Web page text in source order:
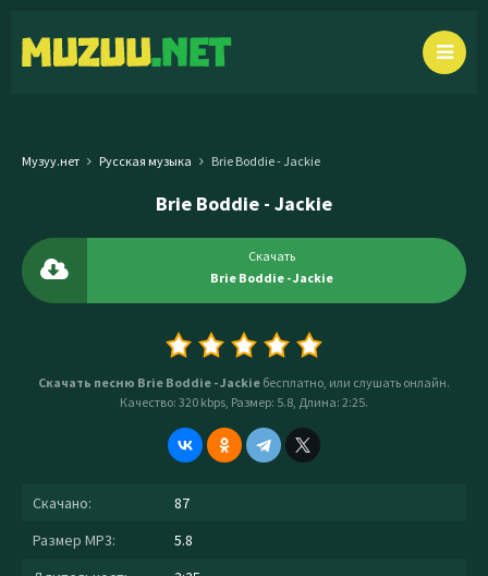
Музуу.нет Русская музыка Brie Boddie - Jackie
Brie Boddie - Jackie
Скачать
Brie Boddie - Jackie
Скачать песню Brie Boddie - Jackie бесплатно, или слушать онлайн.
Качество: 320 kbps, Размер: 5.8, Длина: 2:25.
Скачано:
87
Размер MP3:
5.8